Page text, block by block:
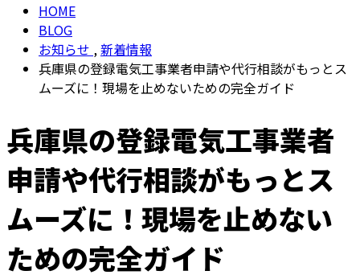
HOME
BLOG
お知らせ ,新着情報
兵庫県の登録電気工事業者申請や代行相談がもっとス
ムーズに！現場を止めないための完全ガイド
兵庫県の登録電気工事業者
申請や代行相談がもっとス
ムーズに！現場を止めない
ための完全ガイド